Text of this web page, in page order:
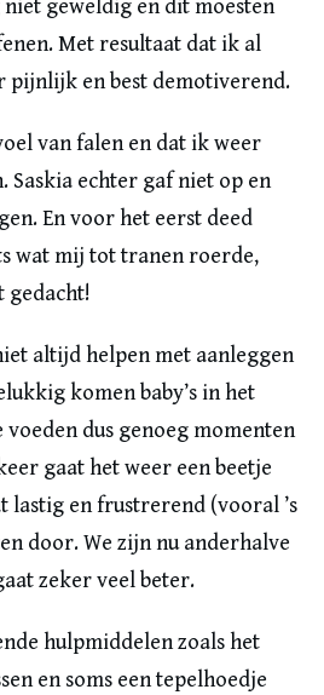
geweldig en dit moesten
Met resultaat dat ik al
pijnlijk en best demotiverend.
van falen en dat ik weer
Saskia echter gaf niet op en
En voor het eerst deed
wat mij tot tranen roerde,
gedacht!
altijd helpen met aanleggen
komen baby’s in het
dus genoeg momenten
gaat het weer een beetje
lastig en frustrerend (vooral ’s
door. We zijn nu anderhalve
zeker veel beter.
hulpmiddelen zoals het
en soms een tepelhoedje